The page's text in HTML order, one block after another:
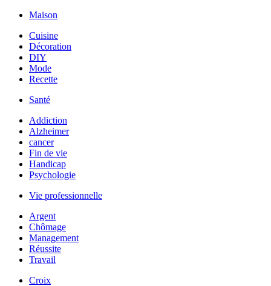
Maison
Cuisine
Décoration
DIY
Mode
Recette
Santé
Addiction
Alzheimer
cancer
Fin de vie
Handicap
Psychologie
Vie professionnelle
Argent
Chômage
Management
Réussite
Travail
Croix